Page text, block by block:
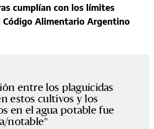
cumplían con los límites
Código Alimentario Argentino
entre los plaguicidas
estos cultivos y los
en el agua potable fue
notable